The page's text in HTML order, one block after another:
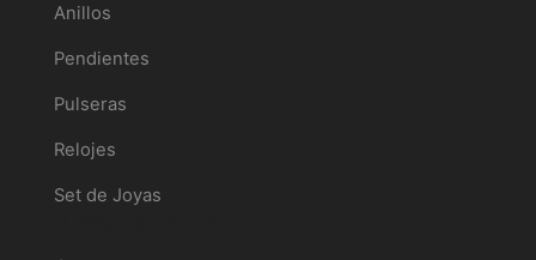
Anillos
Pendientes
Pulseras
Relojes
Set de Joyas